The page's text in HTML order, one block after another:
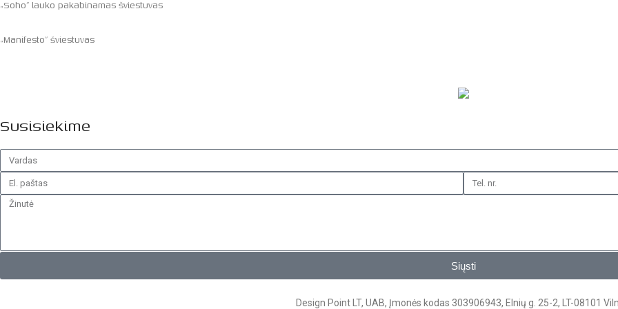
„Soho” lauko pakabinamas šviestuvas
„Manifesto” šviestuvas
Susisiekime
Siųsti
Design Point LT, UAB, Įmonės kodas 303906943, Elnių g. 25-2, LT-08101